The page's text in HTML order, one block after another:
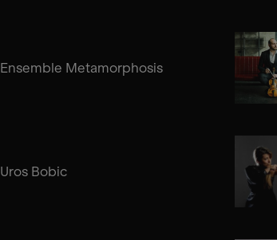
Ensemble Metamorphosis
Uros Bobic